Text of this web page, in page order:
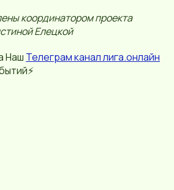
координатором проекта
Елецкой
Наш Телеграм канал лига.онлайн